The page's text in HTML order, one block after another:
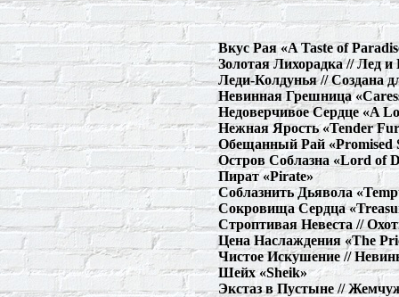
Вкус Рая«A Taste of
Золотая Лихорадка // Лед
Леди-Колдунья // Создана
Невинная Грешница
Недоверчивое Сердце«A
Нежная Ярость«Tender
Обещанный Рай «Promised
Остров Соблазна «Lord of
Пират«Pirate»
Соблазнить Дьявола
Сокровища Сердца
Строптивая Невеста //
Цена Наслаждения «The
Чистое Искушение //
Шейх «Sheik»
Экстаз в Пустыне //